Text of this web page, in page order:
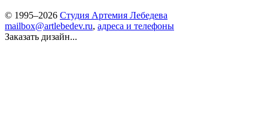
© 1995–2026 Студия Артемия Лебедева
mailbox@artlebedev.ru, адреса и телефоны
Заказать дизайн...